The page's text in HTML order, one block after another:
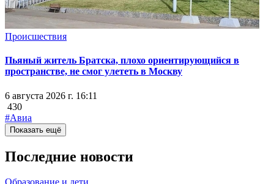
Происшествия
Пьяный житель Братска, плохо ориентирующийся в
пространстве, не смог улететь в Москву
6 августа 2026 г. 16:11
430
#Авиа
Показать ещё
Последние новости